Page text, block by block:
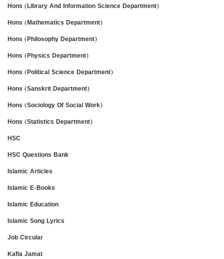
Hons (Library And Information Science Department)
Hons (Mathematics Department)
Hons (Philosophy Department)
Hons (Physics Department)
Hons (Political Science Department)
Hons (Sanskrit Department)
Hons (Sociology Of Social Work)
Hons (Statistics Department)
HSC
HSC Questions Bank
Islamic Articles
Islamic E-Books
Islamic Education
Islamic Song Lyrics
Job Circular
Kafia Jamat